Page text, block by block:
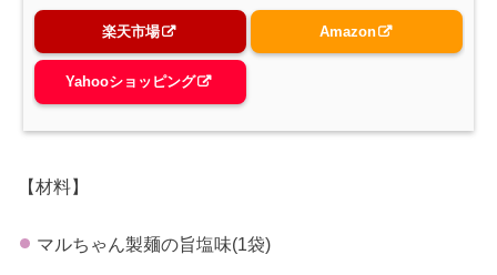
楽天市場 Amazon
Yahooショッピング
【材料】
マルちゃん製麺の旨塩味(1袋)